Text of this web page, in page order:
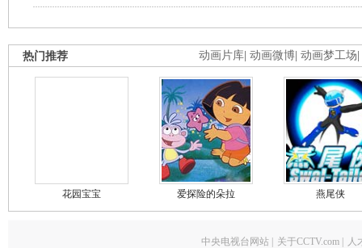
动画片库 动画微博 动画梦工场
热门推荐
花园宝宝 爱探险的朵拉 燕尾侠
中央电视台网站 关于CCTV.com 人